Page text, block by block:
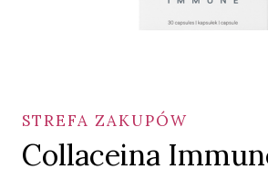
STREFA ZAKUPÓW
Collaceina